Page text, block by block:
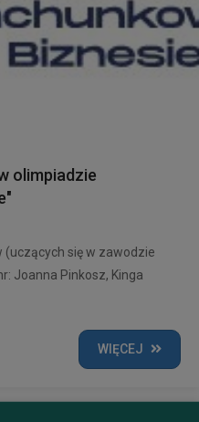
olimpiadzie
(uczących się w zawodzie
Joanna Pinkosz, Kinga
WIĘCEJ